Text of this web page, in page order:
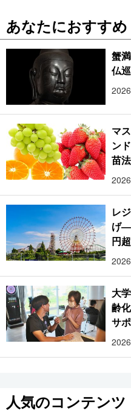
あなたにおすすめ
蟹
仏
マ
ン
苗
レ
げ―
円
大
齢
サ
人気のコンテンツ